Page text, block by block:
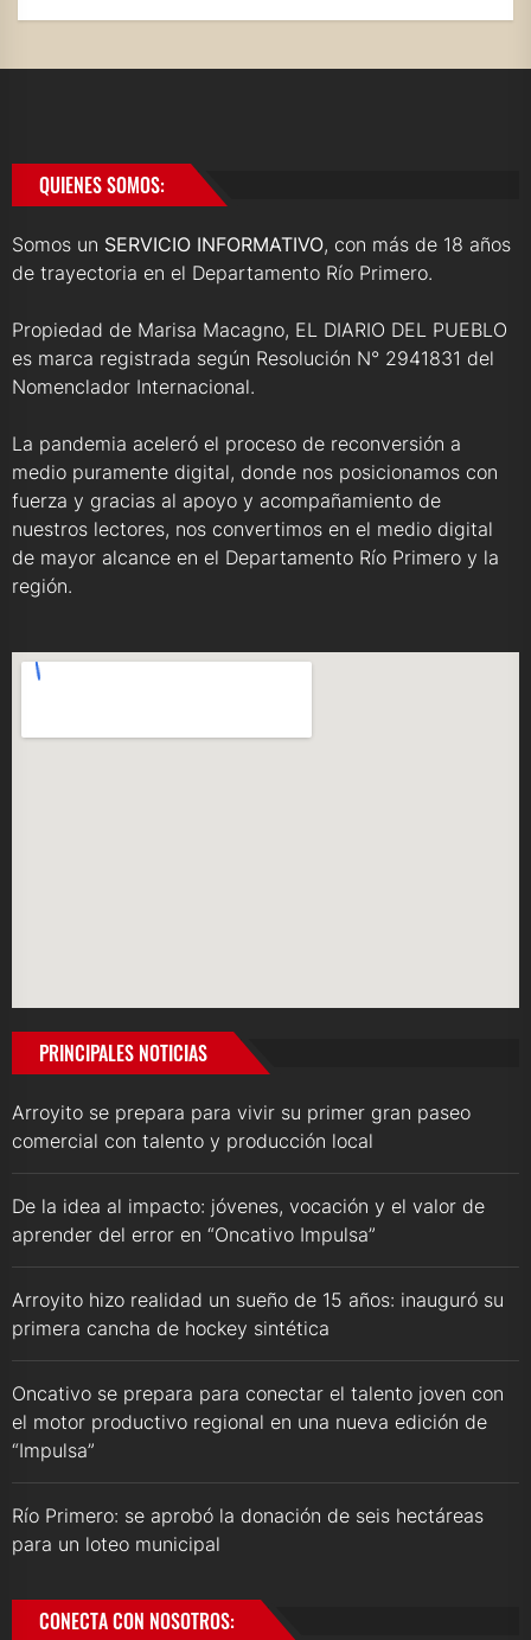
QUIENES SOMOS:
Somos un SERVICIO INFORMATIVO, con más de 18 años
de trayectoria en el Departamento Río Primero.
Propiedad de Marisa Macagno, EL DIARIO DEL PUEBLO
es marca registrada según Resolución N° 2941831 del
Nomenclador Internacional.
La pandemia aceleró el proceso de reconversión a
medio puramente digital, donde nos posicionamos con
fuerza y gracias al apoyo y acompañamiento de
nuestros lectores, nos convertimos en el medio digital
de mayor alcance en el Departamento Río Primero y la
región.
PRINCIPALES NOTICIAS
Arroyito se prepara para vivir su primer gran paseo
comercial con talento y producción local
De la idea al impacto: jóvenes, vocación y el valor de
aprender del error en “Oncativo Impulsa”
Arroyito hizo realidad un sueño de 15 años: inauguró su
primera cancha de hockey sintética
Oncativo se prepara para conectar el talento joven con
el motor productivo regional en una nueva edición de
“Impulsa”
Río Primero: se aprobó la donación de seis hectáreas
para un loteo municipal
CONECTA CON NOSOTROS: